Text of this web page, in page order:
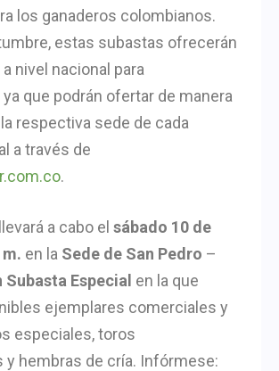
los ganaderos colombianos.
estas subastas ofrecerán
nivel nacional para
que podrán ofertar de manera
respectiva sede de cada
a través de
.
a cabo el sábado 10 de
en la Sede de San Pedro –
Subasta Especial en la que
ejemplares comerciales y
especiales, toros
y hembras de cría. Infórmese: